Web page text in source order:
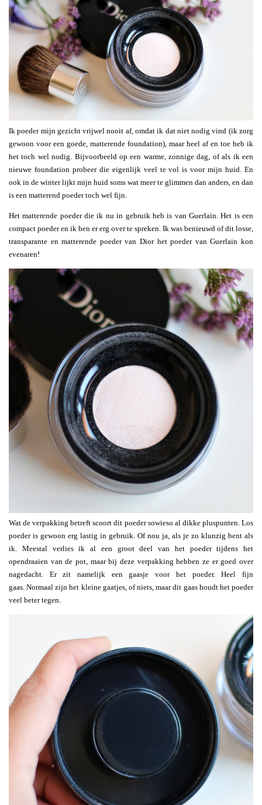
Ik poeder mijn gezicht vrijwel nooit af, omdat ik dat niet nodig vind (ik zorg
gewoon voor een goede, matterende foundation), maar heel af en toe heb ik
het toch wel nodig. Bijvoorbeeld op een warme, zonnige dag, of als ik een
nieuwe foundation probeer die eigenlijk veel te vol is voor mijn huid. En
ook in de winter lijkt mijn huid soms wat meer te glimmen dan anders, en dan
is een matterend poeder toch wel fijn.
Het matterende poeder die ik nu in gebruik heb is van Guerlain. Het is een
compact poeder en ik ben er erg over te spreken. Ik was benieuwd of dit losse,
transparante en matterende poeder van Dior het poeder van Guerlain kon
evenaren!
Wat de verpakking betreft scoort dit poeder sowieso al dikke pluspunten. Los
poeder is gewoon erg lastig in gebruik. Of nou ja, als je zo klunzig bent als
ik. Meestal verlies ik al een groot deel van het poeder tijdens het
opendraaien van de pot, maar bij deze verpakking hebben ze er goed over
nagedacht. Er zit namelijk een gaasje voor het poeder. Heel fijn
gaas. Normaal zijn het kleine gaatjes, of niets, maar dit gaas houdt het poeder
veel beter tegen.